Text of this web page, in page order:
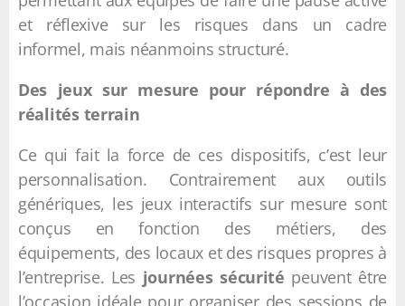
et réflexive sur les risques dans un cadre
informel, mais néanmoins structuré.
Des jeux sur mesure pour répondre à des
réalités terrain
Ce qui fait la force de ces dispositifs, c’est leur
personnalisation. Contrairement aux outils
génériques, les jeux interactifs sur mesure sont
conçus en fonction des métiers, des
équipements, des locaux et des risques propres à
l’entreprise. Les journées sécurité peuvent être
l’occasion idéale pour organiser des sessions de